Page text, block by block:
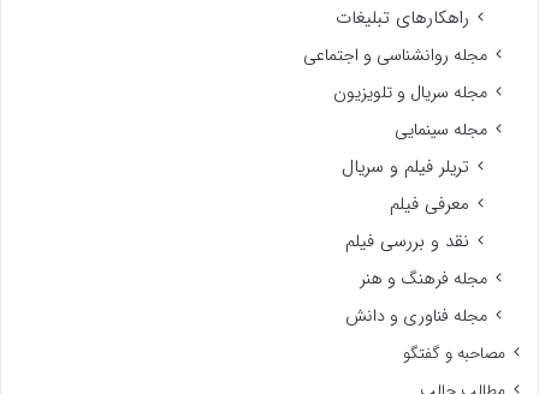
راهکارهای تبلیغات
مجله روانشناسی و اجتماعی
مجله سریال و تلویزیون
مجله سینمایی
تریلر فیلم و سریال
معرفی فیلم
نقد و بررسی فیلم
مجله فرهنگ و هنر
مجله فناوری و دانش
مصاحبه و گفتگو